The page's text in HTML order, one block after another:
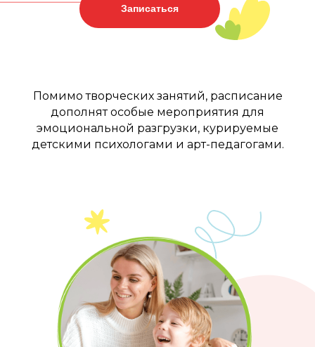
Записаться
Помимо творческих занятий, расписание
дополнят особые мероприятия для
эмоциональной разгрузки, курируемые
детскими психологами и арт-педагогами.